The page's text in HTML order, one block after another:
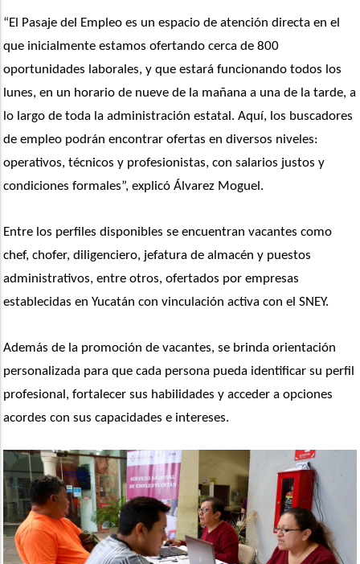
“El Pasaje del Empleo es un espacio de atención directa en el
que inicialmente estamos ofertando cerca de 800
oportunidades laborales, y que estará funcionando todos los
lunes, en un horario de nueve de la mañana a una de la tarde, a
lo largo de toda la administración estatal. Aquí, los buscadores
de empleo podrán encontrar ofertas en diversos niveles:
operativos, técnicos y profesionistas, con salarios justos y
condiciones formales”, explicó Álvarez Moguel.
Entre los perfiles disponibles se encuentran vacantes como
chef, chofer, diligenciero, jefatura de almacén y puestos
administrativos, entre otros, ofertados por empresas
establecidas en Yucatán con vinculación activa con el SNEY.
Además de la promoción de vacantes, se brinda orientación
personalizada para que cada persona pueda identificar su perfil
profesional, fortalecer sus habilidades y acceder a opciones
acordes con sus capacidades e intereses.